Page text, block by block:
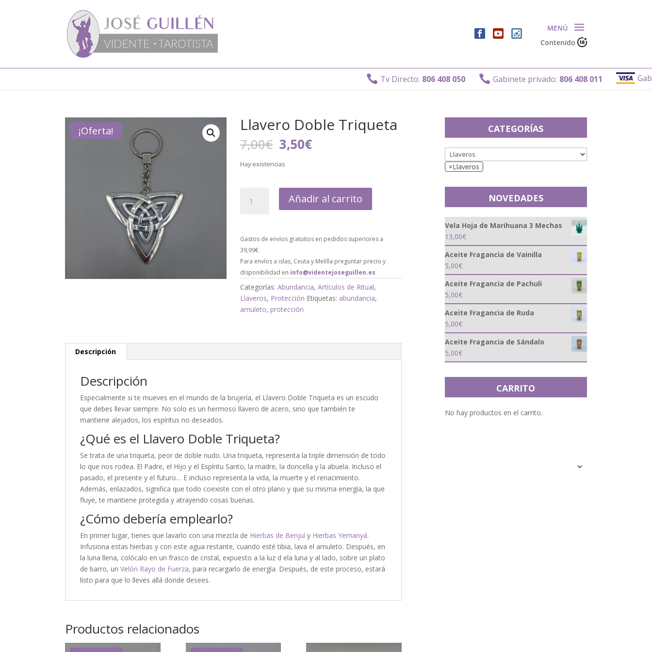
Contenido
Tv Directo: 806 408 050 Gabinete privado: 806 408 011
¡Oferta! Llavero Doble Triqueta
7,00€ El
precio
original
7,00€.
3,50€El
3,50€.
Hay existencias
Añadir al carrito
Gastos de envíos gratuitos en pedidos superiores a
39,99€.
Para envíos a islas, Ceuta y Melilla preguntar precio y
disponibilidad en info@videntejoseguillen.es
Categorías:Abundancia,Artículos de Ritual,
Llaveros, Protección Etiquetas: abundancia,
amuleto,protección
Descripción
Descripción
Especialmente si te mueves en el mundo de la brujería, el Llavero Doble Triqueta es un escudo
que debes llevar siempre. No solo es un hermoso llavero de acero, sino que también te
mantiene alejados, los espíritus no deseados.
¿Qué es el Llavero Doble Triqueta?
Se trata de una triqueta, peor de doble nudo. Una triqueta, representa la triple dimensión de todo
lo que nos rodea. El Padre, el Hijo y el Espíritu Santo, la madre, la doncella y la abuela. Incluso el
pasado, el presente y el futuro… E incluso representa la vida, la muerte y el renacimiento.
Además, enlazados, significa que todo coexiste con el otro plano y que su misma energía, la que
fluye, te mantiene protegida y atrayendo cosas buenas.
¿Cómo debería emplearlo?
En primer lugar, tienes que lavarlo con una mezcla de Hierbas de Benjuí y Hierbas Yemanyá.
Infusiona estas hierbas y con este agua restante, cuando esté tibia, lava el amuleto. Después, en
la luna llena, colócalo en un frasco de cristal, expuesto a la luz d ela luna y al lado, sobre un plato
de barro, unVelón Rayo de Fuerza, para recargarlo de energía. Después, de este proceso, estará
listo para que lo lleves allá donde desees.
Productos relacionados
CATEGORÍAS
×Llaveros
NOVEDADES
Vela Hoja de Marihuana 3 Mechas
13,00€
Aceite Fragancia de Vainilla
5,00€
Aceite Fragancia de Pachuli
5,00€
Aceite Fragancia de Ruda
5,00€
Aceite Fragancia de Sándalo
5,00€
CARRITO
No hay productos en el carrito.